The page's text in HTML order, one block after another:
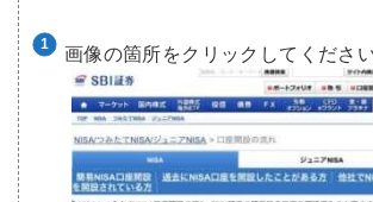
画像の箇所をクリックしてくださ